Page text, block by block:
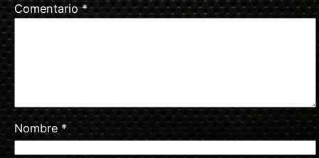
Comentario*
Nombre *